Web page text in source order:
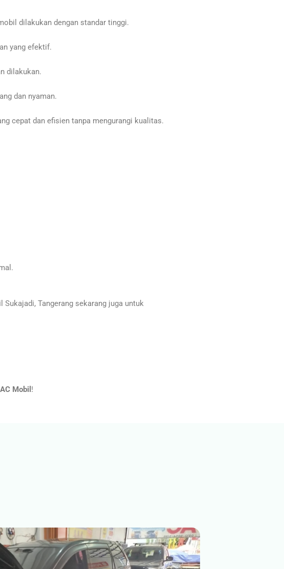
dilakukan dengan standar tinggi.
yang efektif.
dilakukan.
dan nyaman.
cepat dan efisien tanpa mengurangi kualitas.
Tangerang sekarang juga untuk
Mobil !